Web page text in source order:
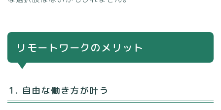
リモートワークのメリット
1. 自由な働き方が叶う